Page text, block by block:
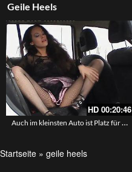
Geile Heels
HD 00:20:46
Auch im kleinsten Auto ist Platz für eine Nummer
Startseite » geile heels